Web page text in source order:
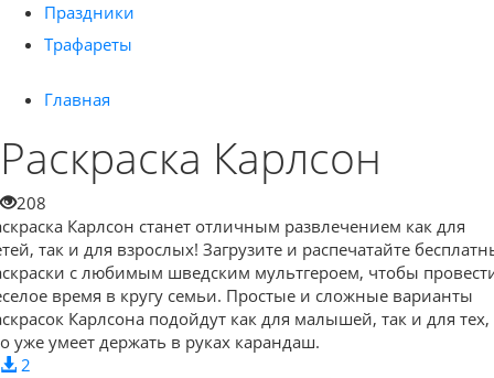
Праздники
Трафареты
Главная
Раскраска Карлсон
208
Карлсон станет отличным развлечением как для
так и для взрослых! Загрузите и распечатайте
с любимым шведским мультгероем, чтобы
время в кругу семьи. Простые и сложные варианты
Карлсона подойдут как для малышей, так и для тех,
уже умеет держать в руках карандаш.
2